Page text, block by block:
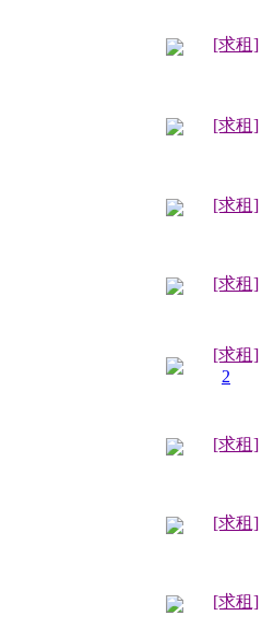
[求租]
[求租]
[求租]
[求租]
[求租]
2
[求租]
[求租]
[求租]